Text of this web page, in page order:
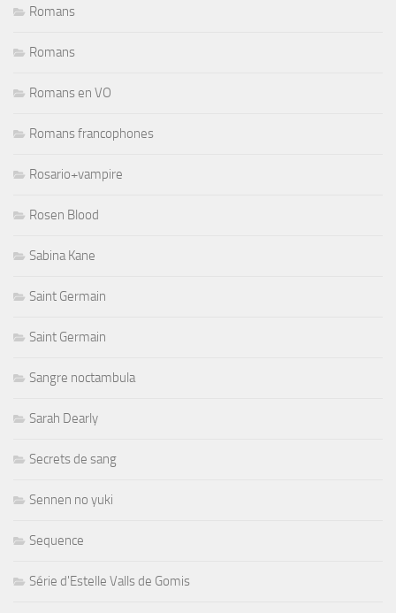
Romans
Romans
Romans en VO
Romans francophones
Rosario+vampire
Rosen Blood
Sabina Kane
Saint Germain
Saint Germain
Sangre noctambula
Sarah Dearly
Secrets de sang
Sennen no yuki
Sequence
Série d'Estelle Valls de Gomis